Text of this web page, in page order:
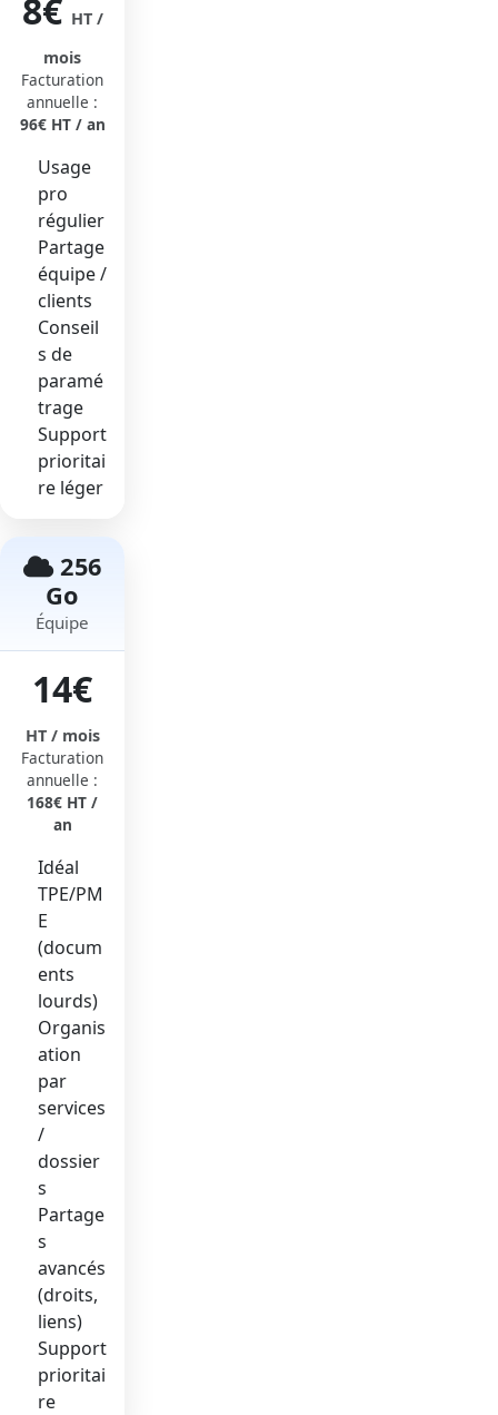
8€ HT /
mois
Facturation
annuelle :
96€ HT / an
Usage
pro
régulier
Partage
équipe /
clients
Conseil
s de
paramé
trage
Support
prioritai
re léger
256
Go
Équipe
14€
HT / mois
Facturation
annuelle :
168€ HT /
an
Idéal
TPE/PM
E
(docum
ents
lourds)
Organis
ation
par
services
/
dossier
s
Partage
s
avancés
(droits,
liens)
Support
prioritai
re